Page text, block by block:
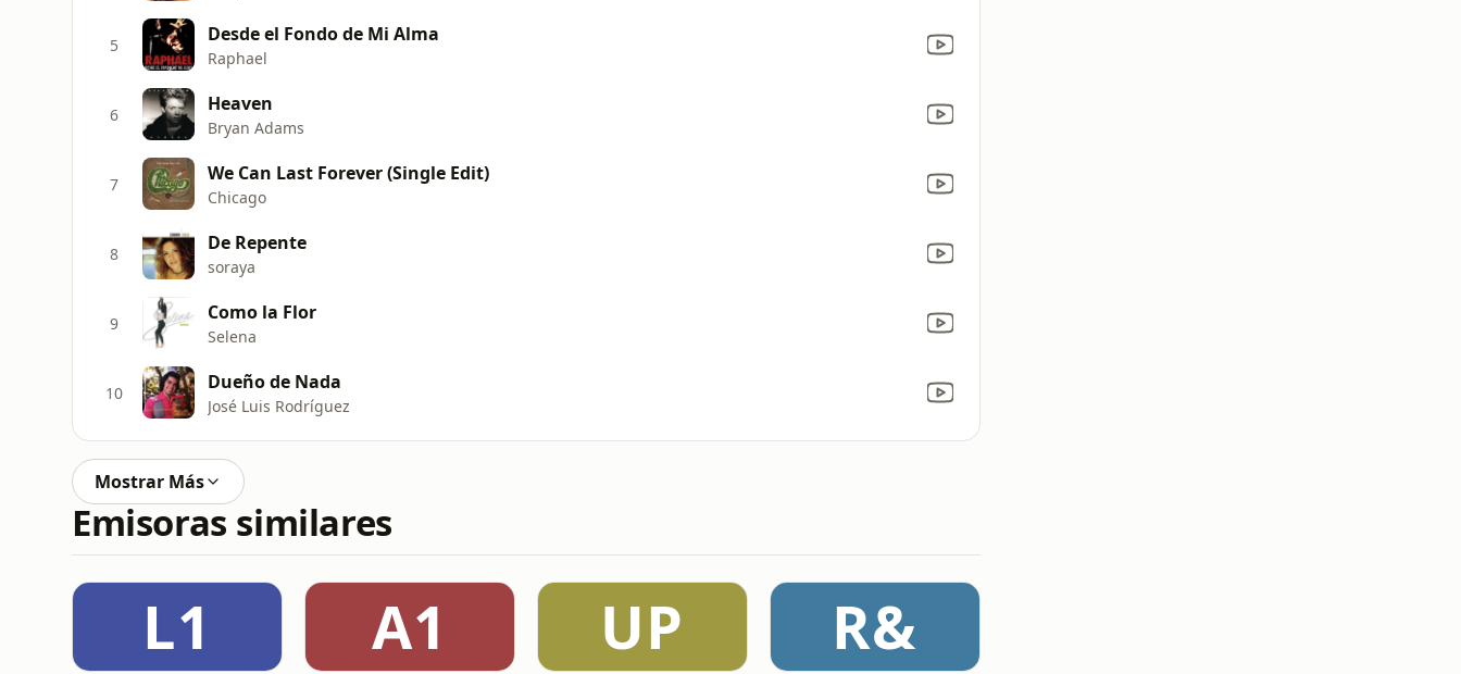
5 Desde el Fondo de Mi Alma
Raphael
6 Heaven
Bryan Adams
7 We Can Last Forever (Single Edit)
Chicago
8 De Repente
soraya
9 Como la Flor
Selena
10 Dueño de Nada
José Luis Rodríguez
Mostrar Más
Emisoras similares
L1 A1 UP R&